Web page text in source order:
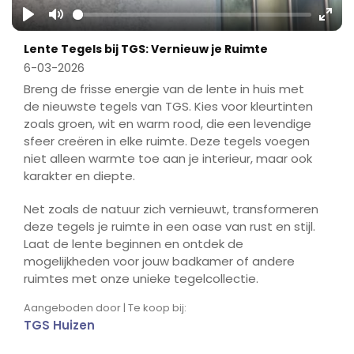
Play Mute
Lente Tegels bij TGS: Vernieuw je Ruimte
6-03-2026
Breng de frisse energie van de lente in huis met
de nieuwste tegels van TGS. Kies voor kleurtinten
zoals groen, wit en warm rood, die een levendige
sfeer creëren in elke ruimte. Deze tegels voegen
niet alleen warmte toe aan je interieur, maar ook
karakter en diepte.
Net zoals de natuur zich vernieuwt, transformeren
deze tegels je ruimte in een oase van rust en stijl.
Laat de lente beginnen en ontdek de
mogelijkheden voor jouw badkamer of andere
ruimtes met onze unieke tegelcollectie.
Aangeboden door | Te koop bij:
TGS Huizen